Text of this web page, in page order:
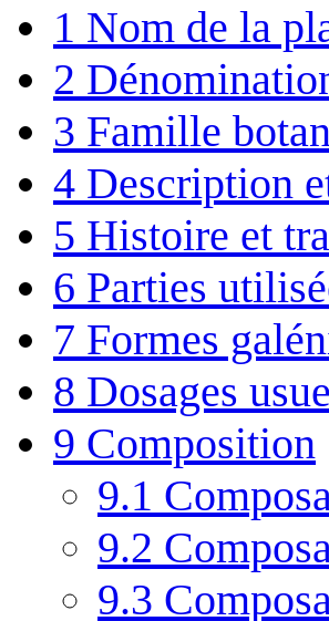
1 Nom de la
2
3 Famille
4 Description
5 Histoire et
6 Parties
7 Formes
8 Dosages
9 Composition
9.1
9.2
9.3